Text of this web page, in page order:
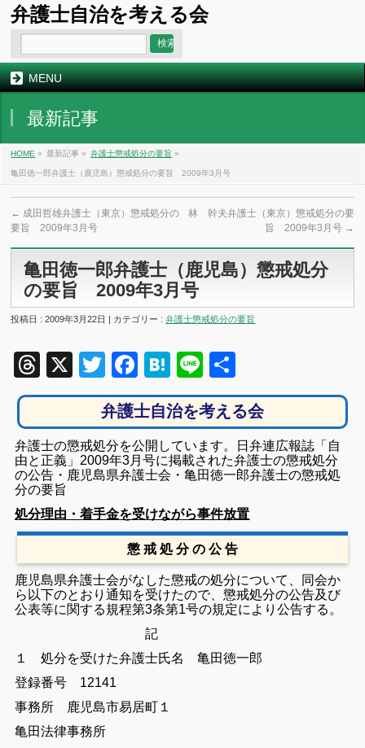
弁護士自治を考える会
MENU
最新記事
HOME » 最新記事 » 弁護士懲戒処分の要旨 »
亀田徳一郎弁護士（鹿児島）懲戒処分の要旨 2009年3月号
← 成田哲雄弁護士（東京）懲戒処分の
要旨 2009年3月号
林 幹夫弁護士（東京）懲戒処分の要
旨 2009年3月号 →
亀田徳一郎弁護士（鹿児島）懲戒処分
の要旨 2009年3月号
投稿日 : 2009年3月22日 | カテゴリー :弁護士懲戒処分の要旨
Threads
X TwitterFacebook
Hatena
Line
有
弁護士自治を考える会
弁護士の懲戒処分を公開しています。日弁連広報誌「自
由と正義」2009年3月号に掲載された弁護士の懲戒処分
の公告・鹿児島県弁護士会・亀田徳一郎弁護士の懲戒処
分の要旨
処分理由・着手金を受けながら事件放置
懲 戒 処 分 の 公 告
鹿児島県弁護士会がなした懲戒の処分について、同会か
ら以下のとおり通知を受けたので、懲戒処分の公告及び
公表等に関する規程第3条第1号の規定により公告する。
記
１ 処分を受けた弁護士氏名 亀田徳一郎
登録番号 12141
事務所 鹿児島市易居町１
亀田法律事務所